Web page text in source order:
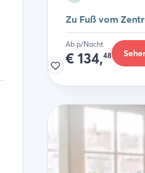
Zu Fuß vom
Ab p/Nacht
€ 134,48